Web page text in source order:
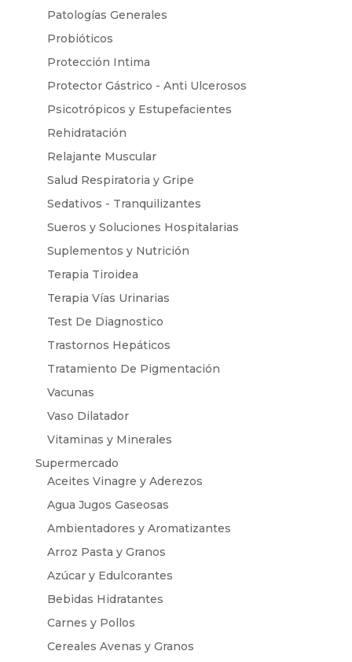
Patologías Generales
Probióticos
Protección Intima
Protector Gástrico - Anti Ulcerosos
Psicotrópicos y Estupefacientes
Rehidratación
Relajante Muscular
Salud Respiratoria y Gripe
Sedativos - Tranquilizantes
Sueros y Soluciones Hospitalarias
Suplementos y Nutrición
Terapia Tiroidea
Terapia Vías Urinarias
Test De Diagnostico
Trastornos Hepáticos
Tratamiento De Pigmentación
Vacunas
Vaso Dilatador
Vitaminas y Minerales
Supermercado
Aceites Vinagre y Aderezos
Agua Jugos Gaseosas
Ambientadores y Aromatizantes
Arroz Pasta y Granos
Azúcar y Edulcorantes
Bebidas Hidratantes
Carnes y Pollos
Cereales Avenas y Granos